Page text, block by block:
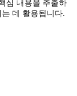
심 내용을 추출하
데 활용됩니다.